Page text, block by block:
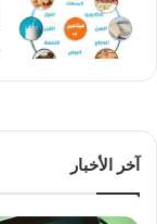
آخر الأخبار